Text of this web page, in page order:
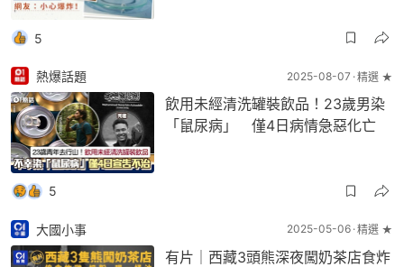
5
熱爆話題 2025-08-07 精選 ★
飲用未經清洗罐裝飲品！23歲男染
「鼠尿病」 僅4日病情急惡化亡
5
大國小事 2025-05-06 精選 ★
有片｜西藏3頭熊深夜闖奶茶店食炸